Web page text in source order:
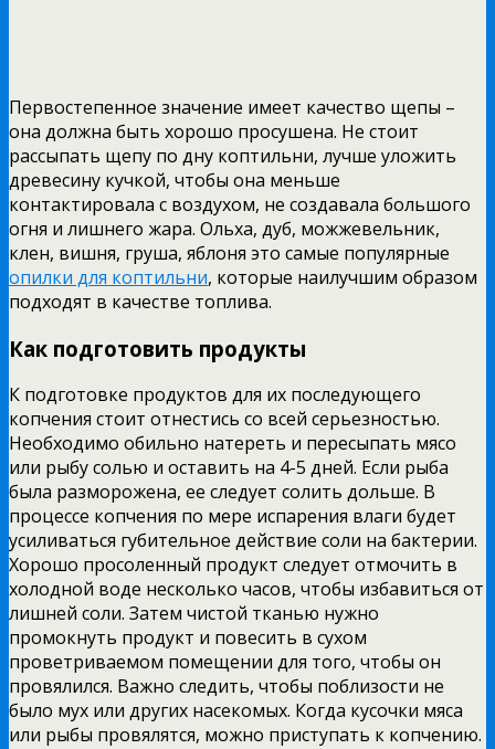
Первостепенное значение имеет качество щепы –
она должна быть хорошо просушена. Не стоит
рассыпать щепу по дну коптильни, лучше уложить
древесину кучкой, чтобы она меньше
контактировала с воздухом, не создавала большого
огня и лишнего жара. Ольха, дуб, можжевельник,
клен, вишня, груша, яблоня это самые популярные
опилки для коптильни, которые наилучшим образом
подходят в качестве топлива.
Как подготовить продукты
К подготовке продуктов для их последующего
копчения стоит отнестись со всей серьезностью.
Необходимо обильно натереть и пересыпать мясо
или рыбу солью и оставить на 4-5 дней. Если рыба
была разморожена, ее следует солить дольше. В
процессе копчения по мере испарения влаги будет
усиливаться губительное действие соли на бактерии.
Хорошо просоленный продукт следует отмочить в
холодной воде несколько часов, чтобы избавиться от
лишней соли. Затем чистой тканью нужно
промокнуть продукт и повесить в сухом
проветриваемом помещении для того, чтобы он
провялился. Важно следить, чтобы поблизости не
было мух или других насекомых. Когда кусочки мяса
или рыбы провялятся, можно приступать к копчению.